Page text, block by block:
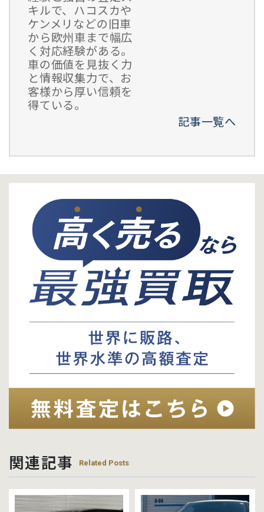
キルで、ハコスカや
ケンメリなどの旧車
から欧州車まで幅広
く対応経験がある。
車の価値を見抜く力
と情報収集力で、お
客様から厚い信頼を
得ている。
記事一覧へ
関連記事 Related Posts